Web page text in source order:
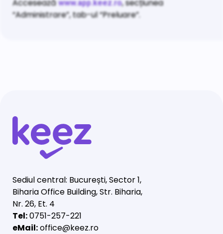
Acceseazăwww.app.keez.ro, secțiunea
“Administrare”, tab-ul “Preluare”.
Sediul central: București, Sector 1,
Biharia Office Building, Str. Biharia,
Nr. 26, Et. 4
Tel:0751-257-221
eMail:office@keez.ro